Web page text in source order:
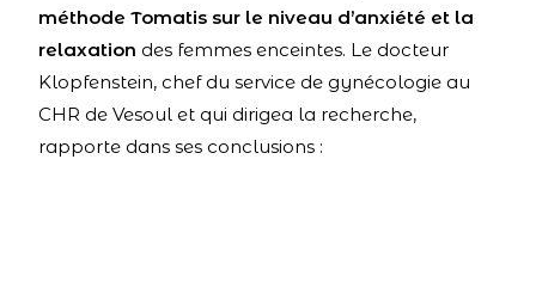
méthode Tomatis sur le niveau d’anxiété et la
relaxation des femmes enceintes. Le docteur
Klopfenstein, chef du service de gynécologie au
CHR de Vesoul et qui dirigea la recherche,
rapporte dans ses conclusions :